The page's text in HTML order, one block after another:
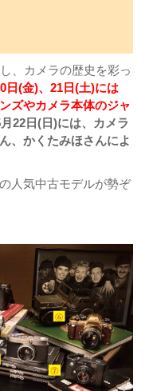
、カメラの歴史を彩っ
日(金)、21日(土)には
ズやカメラ本体のジャ
22日(日)には、カメラ
、かくたみほさんによ
人気中古モデルが勢ぞ